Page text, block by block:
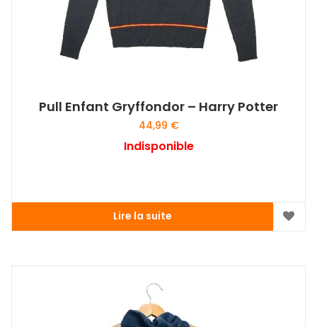
Pull Enfant Gryffondor – Harry Potter
44,99 €
Indisponible
Lire la suite